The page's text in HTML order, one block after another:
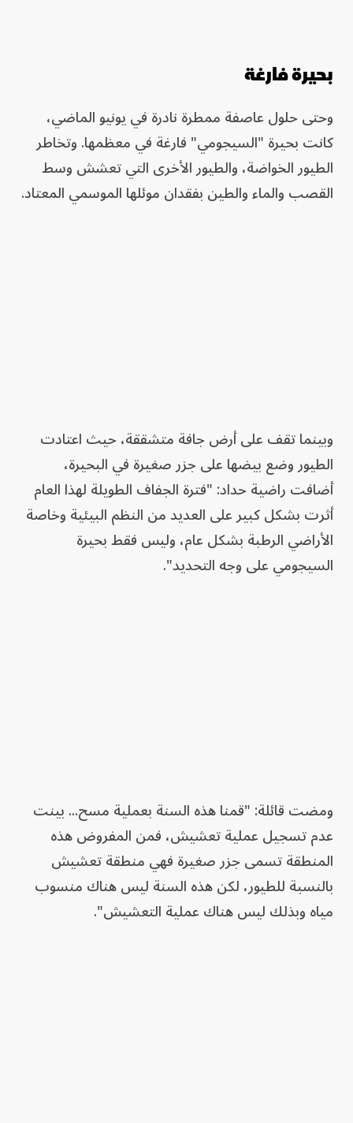
بحيرة فارغة
وحتى حلول عاصفة ممطرة نادرة في يونيو الماضي،
كانت بحيرة "السيجومي" فارغة في معظمها. وتخاطر
الطيور الخواضة، والطيور الأخرى التي تعشش وسط
القصب والماء والطين بفقدان موئلها الموسمي المعتاد.
وبينما تقف على أرض جافة متشققة، حيث اعتادت
الطيور وضع بيضها على جزر صغيرة في البحيرة،
أضافت راضية حداد: "فترة الجفاف الطويلة لهذا العام
أثرت بشكل كبير على العديد من النظم البيئية وخاصة
الأراضي الرطبة بشكل عام، وليس فقط بحيرة
السيجومي على وجه التحديد".
ومضت قائلة: "قمنا هذه السنة بعملية مسح... بينت
عدم تسجيل عملية تعشيش، فمن المفروض هذه
المنطقة تسمى جزر صغيرة فهي منطقة تعشيش
بالنسبة للطيور، لكن هذه السنة ليس هناك منسوب
مياه وبذلك ليس هناك عملية التعشيش".